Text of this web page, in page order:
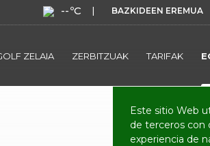
--ºC BAZKIDEEN EREMUA
ZELAIA ZERBITZUAK TARIFAK
Este sitio Web
de terceros con
experiencia de